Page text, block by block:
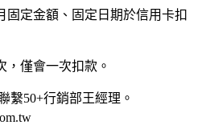
固定金額、固定日期於信用卡扣
，僅會一次扣款。
繫50+行銷部王經理。